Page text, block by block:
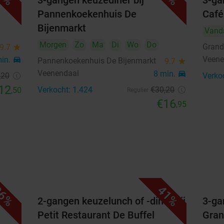
9.7 star
directions_car
,50
Pannenkoekenhuis De
Bijenmarkt
Morgen Zo Ma Di Wo
Do
Pannenkoekenhuis De Bijenmarkt
9.7 star
Veenendaal 8 min. directions_car
Verkocht: 1.424 €30,20
€16,95
41%
2-gangen keuzelunch of -diner bij
Petit Restaurant De Buffel
3-
Large Box (48 stuks) locatie
34%
Beschikbaarheid
3 4 6 7 8